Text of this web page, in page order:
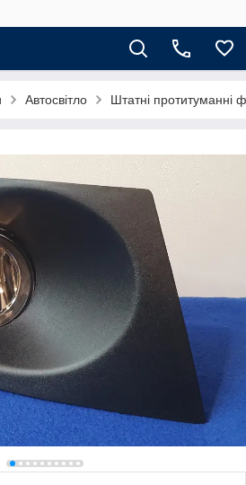
Автосвітло Штатні протитуманні